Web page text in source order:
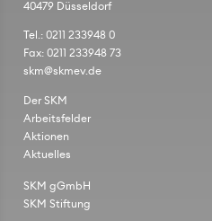
40479 Düsseldorf
Tel.: 0211 233948 0
Fax: 0211 233948 73
skm@skmev.de
Der SKM
Arbeitsfelder
Aktionen
Aktuelles
SKM gGmbH
SKM Stiftung